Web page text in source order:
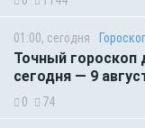
01:00, сегодня
Точный гороскоп
сегодня — 9
0 74